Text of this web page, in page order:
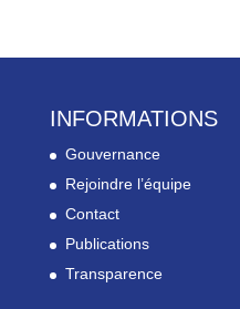
INFORMATIONS
Gouvernance
Rejoindre l’équipe
Contact
Publications
Transparence